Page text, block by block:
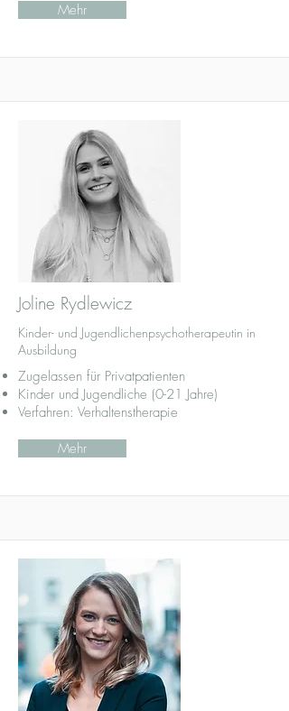
Mehr
Joline Rydlewicz
Kinder- und Jugendlichenpsychotherapeutin in
Ausbildung
Zugelassen für Privatpatienten
Kinder und Jugendliche (0-21 Jahre)
Verfahren: Verhaltenstherapie
Mehr